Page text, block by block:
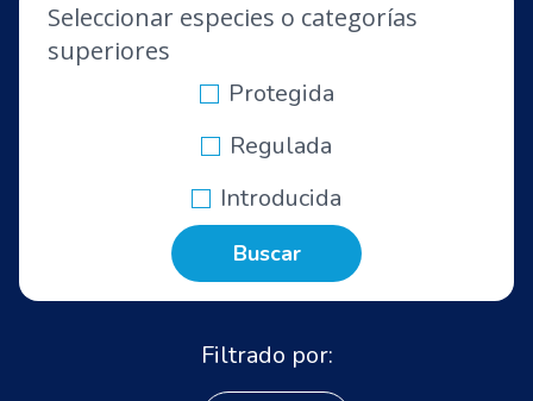
Seleccionar especies o categorías
superiores
Protegida
Regulada
Introducida
Buscar
Filtrado por: